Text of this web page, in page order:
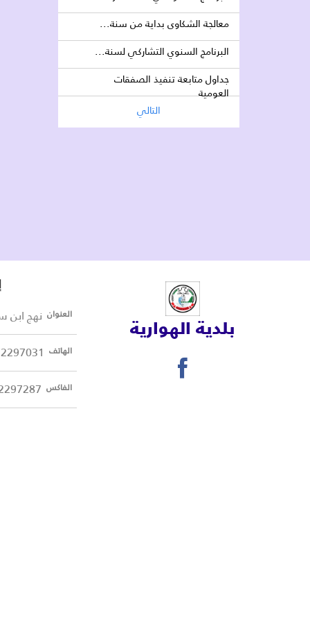
معالجة الشكاوى بداية من سنة...
البرنامج السنوي التشاركي لسنة...
جداول متابعة تنفيذ الصفقات
العومية
التالي
العنوان نهج ابن سينا 8045
الهاتف
الفاكس
بلدية الهوارية